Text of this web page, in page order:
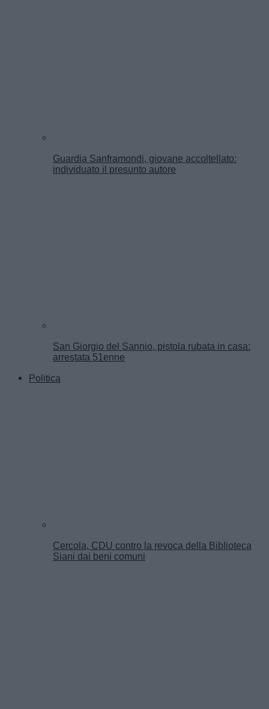
Guardia Sanframondi, giovane accoltellato:
individuato il presunto autore
San Giorgio del Sannio, pistola rubata in casa:
arrestata 51enne
Politica
Cercola, CDU contro la revoca della Biblioteca
Siani dai beni comuni